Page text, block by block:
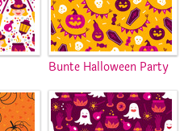
Bunte Halloween Party